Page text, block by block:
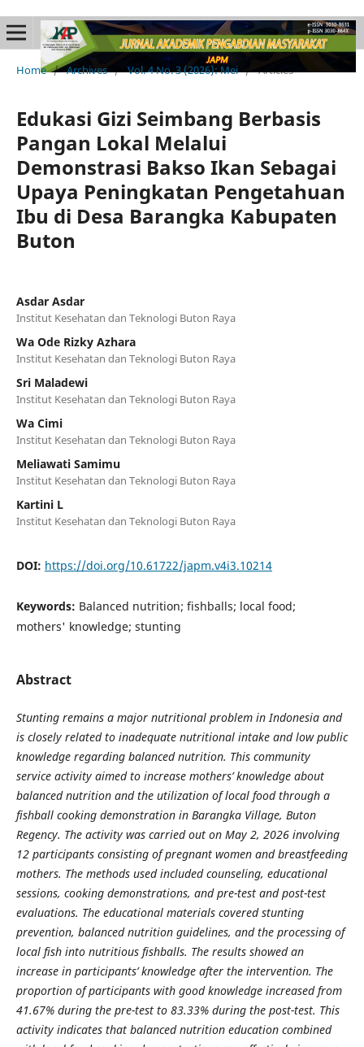
Home / Archives / Vol. 4 No. 3 (2026): Mei / Articles
Edukasi Gizi Seimbang Berbasis
Pangan Lokal Melalui
Demonstrasi Bakso Ikan Sebagai
Upaya Peningkatan Pengetahuan
Ibu di Desa Barangka Kabupaten
Buton
Asdar Asdar
Institut Kesehatan dan Teknologi Buton Raya
Wa Ode Rizky Azhara
Institut Kesehatan dan Teknologi Buton Raya
Sri Maladewi
Institut Kesehatan dan Teknologi Buton Raya
Wa Cimi
Institut Kesehatan dan Teknologi Buton Raya
Meliawati Samimu
Institut Kesehatan dan Teknologi Buton Raya
Kartini L
Institut Kesehatan dan Teknologi Buton Raya
DOI: https://doi.org/10.61722/japm.v4i3.10214
Keywords: Balanced nutrition; fishballs; local food;
mothers' knowledge; stunting
Abstract
Stunting remains a major nutritional problem in Indonesia and
is closely related to inadequate nutritional intake and low public
knowledge regarding balanced nutrition. This community
service activity aimed to increase mothers’ knowledge about
balanced nutrition and the utilization of local food through a
fishball cooking demonstration in Barangka Village, Buton
Regency. The activity was carried out on May 2, 2026 involving
12 participants consisting of pregnant women and breastfeeding
mothers. The methods used included counseling, educational
sessions, cooking demonstrations, and pre-test and post-test
evaluations. The educational materials covered stunting
prevention, balanced nutrition guidelines, and the processing of
local fish into nutritious fishballs. The results showed an
increase in participants’ knowledge after the intervention. The
proportion of participants with good knowledge increased from
41.67% during the pre-test to 83.33% during the post-test. This
activity indicates that balanced nutrition education combined